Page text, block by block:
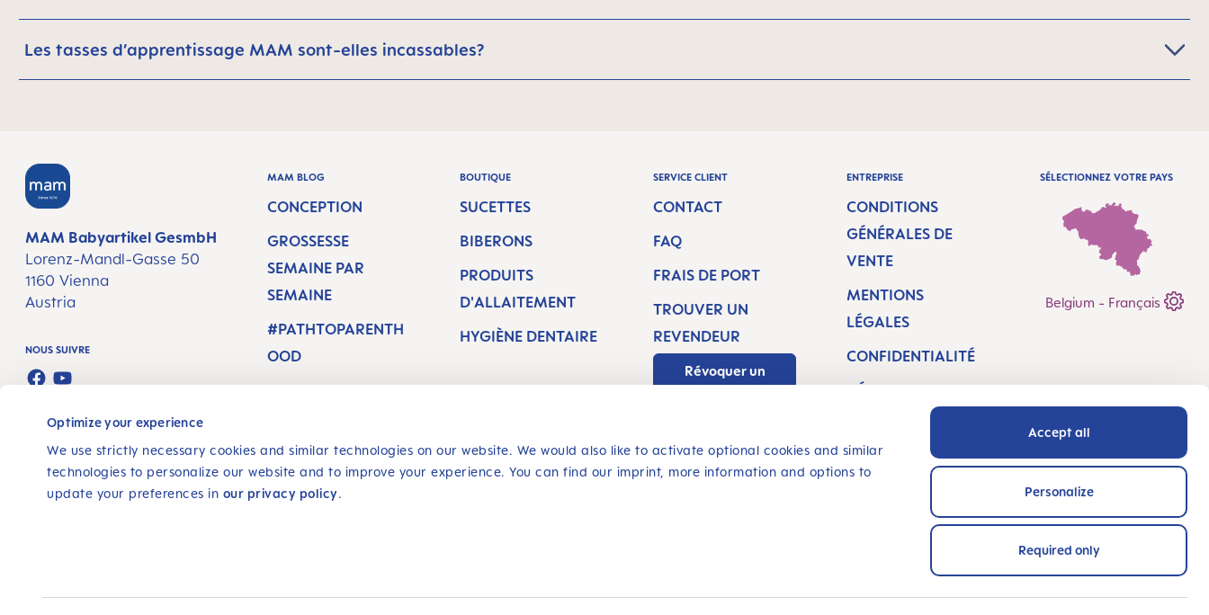
Optimize your experience
We use strictly necessary cookies and similar technologies on our website. We would also like to activate optional cookies and similar
technologies to personalize our website and to improve your experience. You can find our imprint, more information and options to
update your preferences in our privacy policy.
Accept all
Personalize
Required only
Les tasses d’apprentissage MAM sont-elles incassables?
MAM Babyartikel GesmbH
Lorenz-Mandl-Gasse 50
1160 Vienna
Austria
NOUS SUIVRE
FACEBOOK
YOUTUBE
MAM BLOG
CONCEPTION
GROSSESSE
SEMAINE PAR
SEMAINE
#PATHTOPARENTH
OOD
BOUTIQUE
SUCETTES
BIBERONS
PRODUITS
D'ALLAITEMENT
HYGIÈNE DENTAIRE
SERVICE CLIENT
CONTACT
FAQ
FRAIS DE PORT
TROUVER UN
REVENDEUR
Révoquer un
ENTREPRISE
CONDITIONS
GÉNÉRALES DE
VENTE
MENTIONS
LÉGALES
CONFIDENTIALITÉ
DÉCLARATION
D’ACCESSIBILITÉ
LOCALISATEUR DE
MAGASINS
INNOVE AVEC
SÉLECTIONNEZ VOTRE PAYS
Belgium - Français
© 2025, MAM Babyartikel GmbH
ACHAT SÉCURISÉ MOYENS DE PAIEMENT